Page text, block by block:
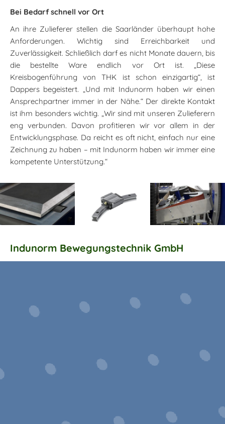
Bei Bedarf schnell vor Ort
An ihre Zulieferer stellen die Saarländer überhaupt hohe
Anforderungen. Wichtig sind Erreichbarkeit und
Zuverlässigkeit. Schließlich darf es nicht Monate dauern, bis
die bestellte Ware endlich vor Ort ist. „Diese
Kreisbogenführung von THK ist schon einzigartig“, ist
Dappers begeistert. „Und mit Indunorm haben wir einen
Ansprechpartner immer in der Nähe.“ Der direkte Kontakt
ist ihm besonders wichtig. „Wir sind mit unseren Zulieferern
eng verbunden. Davon profitieren wir vor allem in der
Entwicklungsphase. Da reicht es oft nicht, einfach nur eine
Zeichnung zu haben – mit Indunorm haben wir immer eine
kompetente Unterstützung.“
Indunorm Bewegungstechnik GmbH